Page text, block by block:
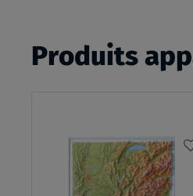
Produits